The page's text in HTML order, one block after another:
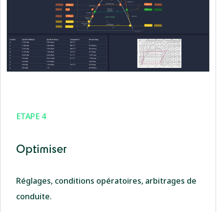
ETAPE 4
Optimiser
Réglages, conditions opératoires, arbitrages de
conduite.